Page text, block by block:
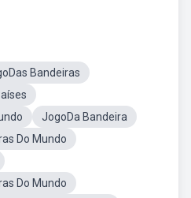
Bandeiras
JogoDa Bandeira
Do Mundo
Do Mundo